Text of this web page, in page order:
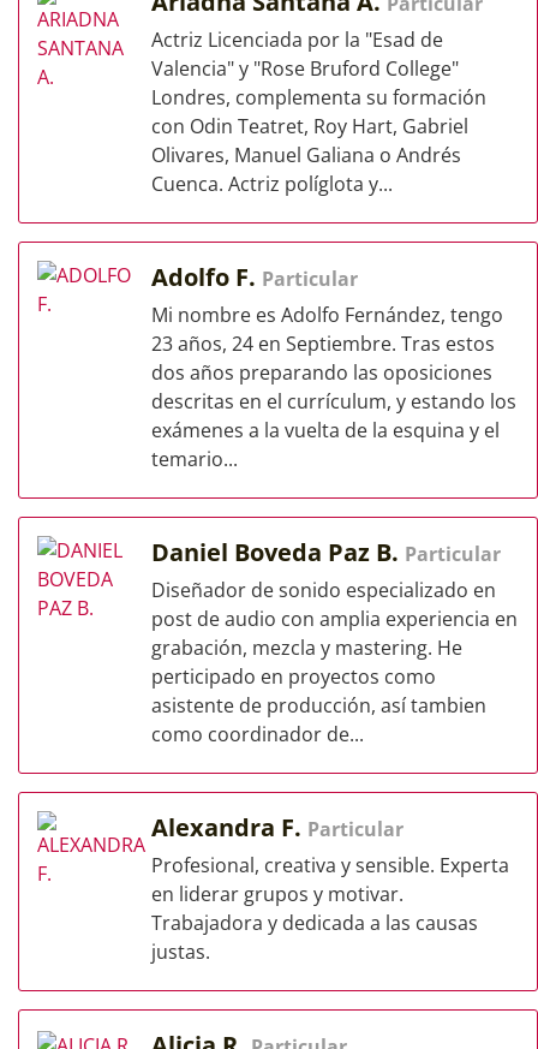
Actriz Licenciada por la "Esad de
Valencia" y "Rose Bruford College"
Londres, complementa su formación
con Odin Teatret, Roy Hart, Gabriel
Olivares, Manuel Galiana o Andrés
Cuenca. Actriz políglota y...
Adolfo F. Particular
Mi nombre es Adolfo Fernández, tengo
23 años, 24 en Septiembre. Tras estos
dos años preparando las oposiciones
descritas en el currículum, y estando los
exámenes a la vuelta de la esquina y el
temario...
Daniel Boveda Paz B. Particular
Diseñador de sonido especializado en
post de audio con amplia experiencia en
grabación, mezcla y mastering. He
perticipado en proyectos como
asistente de producción, así tambien
como coordinador de...
Alexandra F. Particular
Profesional, creativa y sensible. Experta
en liderar grupos y motivar.
Trabajadora y dedicada a las causas
justas.